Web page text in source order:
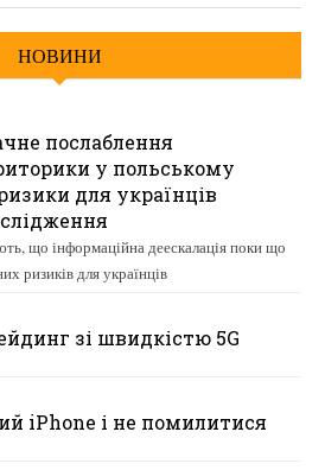
НОВИНИ
послаблення
у польському
для українців
що інформаційна деескалація поки що
ризиків для українців
зі швидкістю 5G
iPhone і не помилитися